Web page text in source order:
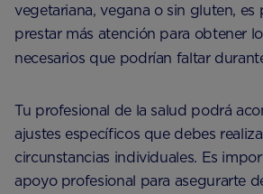
vegetariana, vegana o sin gluten, es
prestar más atención para obtener
necesarios que podrían faltar
Tu profesional de la salud podrá
ajustes específicos que debes
circunstancias individuales. Es
apoyo profesional para asegurarte